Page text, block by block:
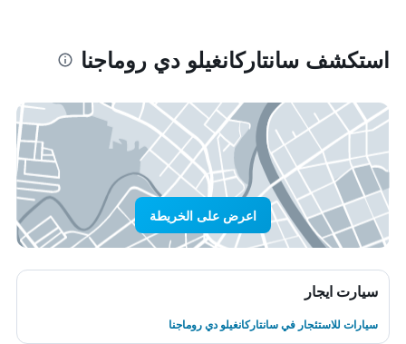
استكشف سانتاركانغيلو دي روماجنا
اعرض على الخريطة
سيارت ايجار
سيارات للاستئجار في سانتاركانغيلو دي روماجنا